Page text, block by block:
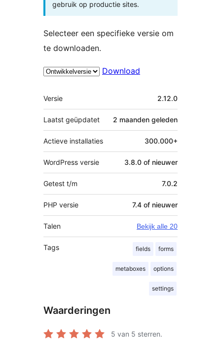
gebruik op productie sites.
Selecteer een specifieke versie om
te downloaden.
Download
Meta
Versie 2.12.0
Laatst geüpdatet 2 maanden geleden
Actieve installaties 300.000+
WordPress versie 3.8.0 of nieuwer
Getest t/m 7.0.2
PHP versie 7.4 of nieuwer
Talen Bekijk alle 20
Tags fields forms
metaboxes options
settings
Waarderingen
5 van 5 sterren.